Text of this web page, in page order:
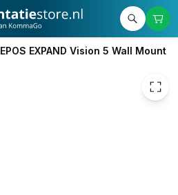
EPOS EXPAND Vision 5 Wall Mount